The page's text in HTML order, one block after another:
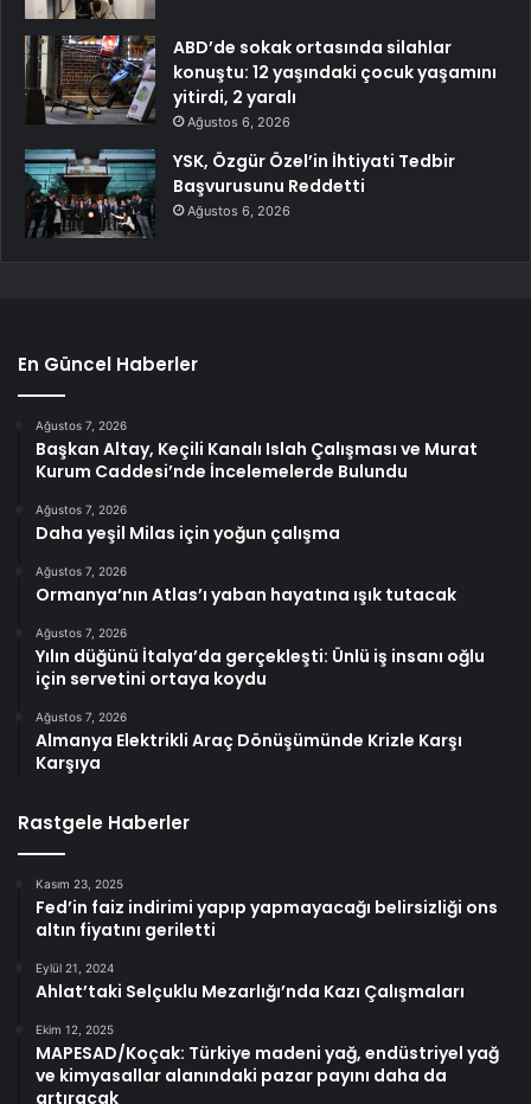
ABD’de sokak ortasında silahlar
konuştu: 12 yaşındaki çocuk yaşamını
yitirdi, 2 yaralı
Ağustos 6, 2026
YSK, Özgür Özel’in İhtiyati Tedbir
Başvurusunu Reddetti
Ağustos 6, 2026
En Güncel Haberler
Ağustos 7, 2026
Başkan Altay, Keçili Kanalı Islah Çalışması ve Murat
Kurum Caddesi’nde İncelemelerde Bulundu
Ağustos 7, 2026
Daha yeşil Milas için yoğun çalışma
Ağustos 7, 2026
Ormanya’nın Atlas’ı yaban hayatına ışık tutacak
Ağustos 7, 2026
Yılın düğünü İtalya’da gerçekleşti: Ünlü iş insanı oğlu
için servetini ortaya koydu
Ağustos 7, 2026
Almanya Elektrikli Araç Dönüşümünde Krizle Karşı
Karşıya
Rastgele Haberler
Kasım 23, 2025
Fed’in faiz indirimi yapıp yapmayacağı belirsizliği ons
altın fiyatını geriletti
Eylül 21, 2024
Ahlat’taki Selçuklu Mezarlığı’nda Kazı Çalışmaları
Ekim 12, 2025
MAPESAD/Koçak: Türkiye madeni yağ, endüstriyel yağ
ve kimyasallar alanındaki pazar payını daha da
artıracak